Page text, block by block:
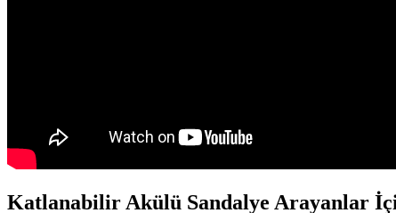
Katlanabilir Akülü Sandalye Arayanlar